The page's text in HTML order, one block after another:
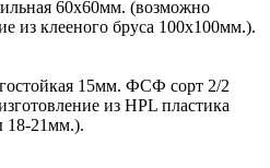
60х60мм. (возможно
из клееного бруса 100х100мм.).
15мм. ФСФ сорт 2/2
из HPL пластика
18-21мм.).